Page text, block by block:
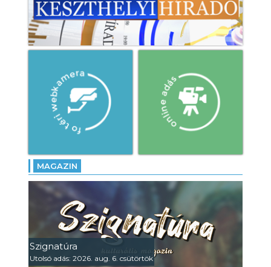
MAGAZIN
Szignatúra
Utolsó adás: 2026. aug. 6. csütörtök